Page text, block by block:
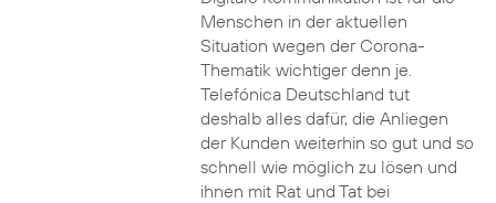
Menschen in der aktuellen
Situation wegen der Corona-
Thematik wichtiger denn je.
Telefónica Deutschland tut
deshalb alles dafür, die Anliegen
der Kunden weiterhin so gut und so
schnell wie möglich zu lösen und
ihnen mit Rat und Tat bei